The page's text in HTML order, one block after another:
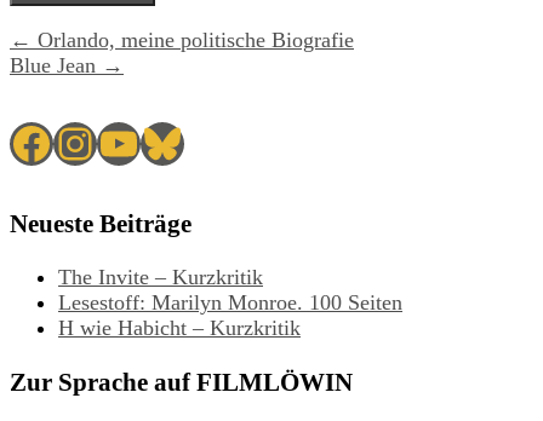
← Orlando, meine politische Biografie
Blue Jean →
Facebook
Instagram
YouTube
Bluesky
Neueste Beiträge
The Invite – Kurzkritik
Lesestoff: Marilyn Monroe. 100 Seiten
H wie Habicht – Kurzkritik
Zur Sprache auf FILMLÖWIN